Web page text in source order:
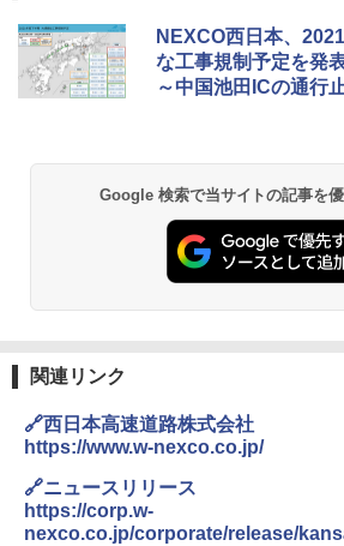
BUNDOK(バンドッ
-08EX カーキ ソロキ
レーム テント
026リニューアル 急
コンパクト 保冷力長
￥2,980
付き ヒグマ・イノシ
関の購入実績 登山・
防災用品 長期保存可
NEXCO西日本、
な工事規制予定を発
～中国池田ICの通行
Google 検索で当サイトの記事を
関連リンク
🔗西日本高速道路株式会社
https://www.w-nexco.co.jp/
🔗ニュースリリース
https://corp.w-
nexco.co.jp/corporate/release/